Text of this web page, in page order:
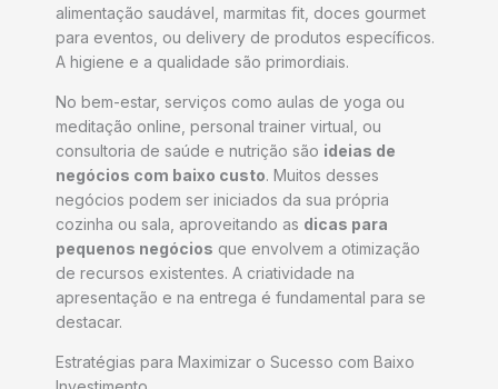
alimentação saudável, marmitas fit, doces gourmet
para eventos, ou delivery de produtos específicos.
A higiene e a qualidade são primordiais.
No bem-estar, serviços como aulas de yoga ou
meditação online, personal trainer virtual, ou
consultoria de saúde e nutrição são ideias de
negócios com baixo custo. Muitos desses
negócios podem ser iniciados da sua própria
cozinha ou sala, aproveitando as dicas para
pequenos negócios que envolvem a otimização
de recursos existentes. A criatividade na
apresentação e na entrega é fundamental para se
destacar.
Estratégias para Maximizar o Sucesso com Baixo